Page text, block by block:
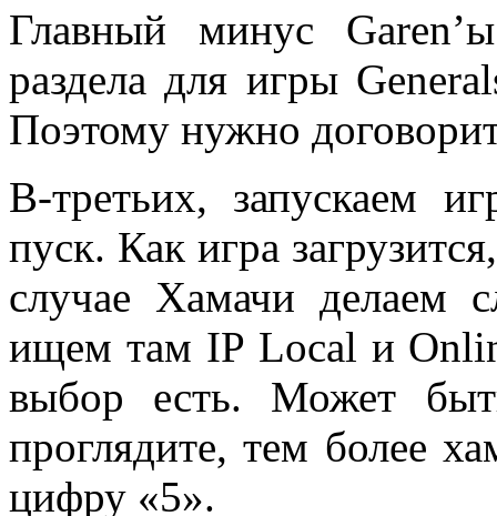
Главный минус
раздела для игры
Поэтому нужно
В-третьих, запускаем
пуск. Как игра
случае Хамачи делаем
ищем там IP Local и
выбор есть. Может
проглядите, тем более
цифру «5».